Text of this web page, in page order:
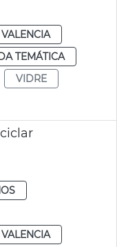
VALENCIA
TEMÁTICA
VIDRE
VALENCIA